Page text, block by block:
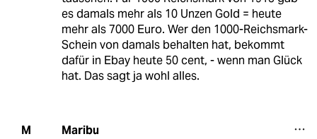
es damals mehr als 10 Unzen Gold = heute
mehr als 7000 Euro. Wer den 1000-Reichsmark-
Schein von damals behalten hat, bekommt
dafür in Ebay heute 50 cent, - wenn man Glück
hat. Das sagt ja wohl alles.
M Maribu